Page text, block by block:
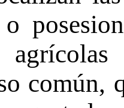
o
común,